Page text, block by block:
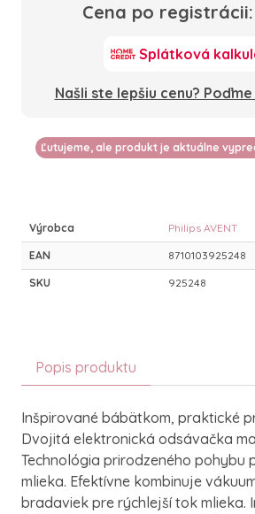
Cena po registrácii:
Splátková
Našli ste lepšiu cenu?
Ľutujeme, ale produkt je aktuálne
Výrobca Philips AVENT
EAN 8710103925248
SKU 925248
Popis produktu
Inšpirované bábätkom, praktické
Dvojitá elektronická odsávačka
Technológia prirodzeného pohybu
mlieka. Efektívne kombinuje
bradaviek pre rýchlejší tok mlieka.